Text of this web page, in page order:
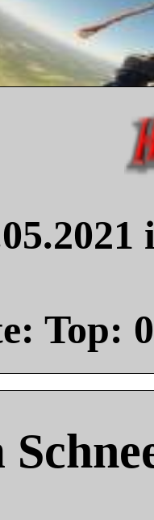
Top: 0